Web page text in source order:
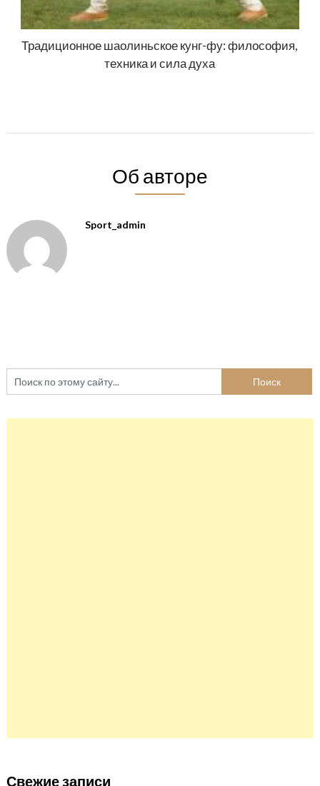
Традиционное шаолиньское кунг-фу: философия,
техника и сила духа
Об авторе
Sport_admin
Свежие записи